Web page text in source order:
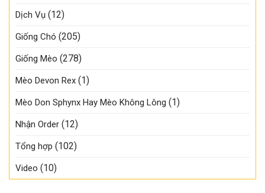
Dịch Vụ (12)
Giống Chó (205)
Giống Mèo (278)
Mèo Devon Rex (1)
Mèo Don Sphynx Hay Mèo Không Lông (1)
Nhận Order (12)
Tổng hợp (102)
Video (10)